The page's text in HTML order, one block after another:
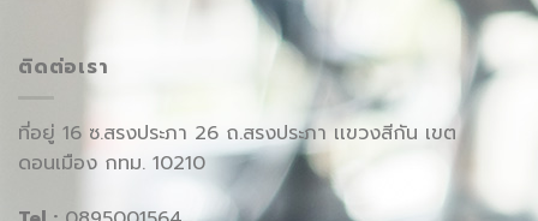
ติดต่อเรา
ที่อยู่ 16 ซ.สรงประภา 26 ถ.สรงประภา เเขวงสีกัน เขต
ดอนเมือง กทม. 10210